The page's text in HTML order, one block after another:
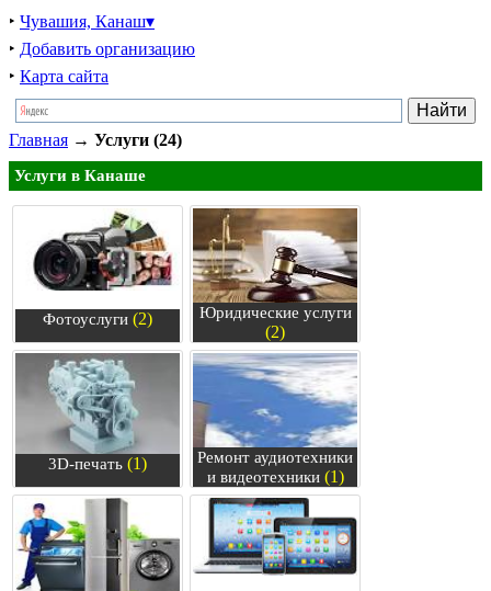
‣ Чувашия, Канаш▾
‣ Добавить организацию
‣ Карта сайта
Главная → Услуги (24)
Услуги в Канаше
Фотоуслуги (2) Юридические услуги
(2)
3D-печать (1)
Ремонт аудиотехники
и видеотехники(1)